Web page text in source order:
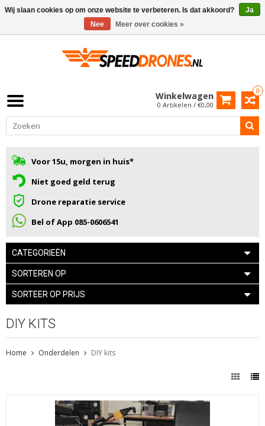
0
Winkelwagen
0 Artikelen / €0,00
Voor 15u, morgen in huis*
Niet goed geld terug
Drone reparatie service
Bel of App 085-0606541
CATEGORIEËN
SORTEREN OP
SORTEER OP PRIJS
DIY KITS
Home Onderdelen DIY kits
Wij slaan cookies op om onze website te verbeteren. Is dat akkoord?
Ja
Nee
Meer over cookies »